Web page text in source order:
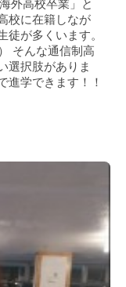
外高校卒業」と
校に在籍しなが
徒が多くいます。
そんな通信制高
選択肢がありま
進学できます！！